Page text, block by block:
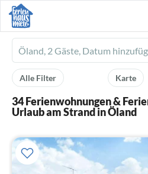
Ferienhausmiete
logo
Karte
Alle Filter
34 Ferienwohnungen &
Urlaub am Strand in Öland